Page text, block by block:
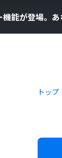
能が登場。
トップ